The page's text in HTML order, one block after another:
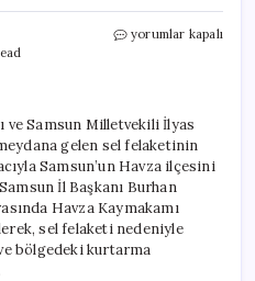
MHP
Topsakal,
Sel
Felaketinin
Etkilediği
Havza’yı
İnceledi
için
yorumlar kapalı
ve Samsun Milletvekili İlyas
gelen sel felaketinin
Samsun’un Havza ilçesini
İl Başkanı Burhan
Havza Kaymakamı
sel felaketi nedeniyle
bölgedeki kurtarma